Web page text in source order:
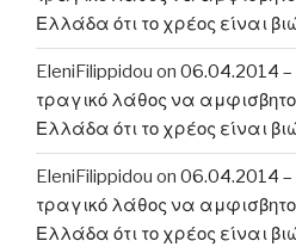
Ελλάδα ότι το χρέος είναι
EleniFilippidou on 06.04.2014 –
τραγικό λάθος να
Ελλάδα ότι το χρέος είναι
EleniFilippidou on 06.04.2014 –
τραγικό λάθος να
Ελλάδα ότι το χρέος είναι